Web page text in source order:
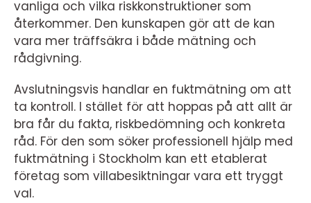
vanliga och vilka riskkonstruktioner som
återkommer. Den kunskapen gör att de kan
vara mer träffsäkra i både mätning och
rådgivning.
Avslutningsvis handlar en fuktmätning om att
ta kontroll. I stället för att hoppas på att allt är
bra får du fakta, riskbedömning och konkreta
råd. För den som söker professionell hjälp med
fuktmätning i Stockholm kan ett etablerat
företag som villabesiktningar vara ett tryggt
val.